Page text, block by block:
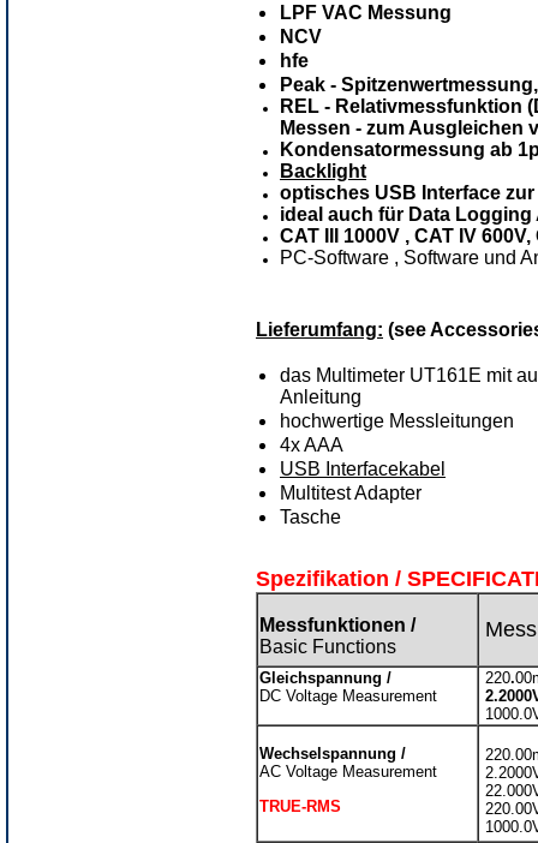
LPF VAC Messung
NCV
hfe
Peak -
REL - Relativmessfunktion
Messen - zum Ausgleichen
Kondensatormessung ab
Backlight
optisches USB Interface
ideal auch für Data
CAT III 1000V , CAT IV 600V,
PC-Software , Software und
Lieferumfang: (see
das Multimeter UT161E mit
Anleitung
hochwertige Messleitungen
4x AAA
USB Interfacekabel
Multitest Adapter
Tasche
Spezifikation /
Messfunktionen /
Basic Functions
Gleichspannung /
DC Voltage Measurement
220.
Wechselspannung /
AC Voltage Measurement
TRUE-RMS